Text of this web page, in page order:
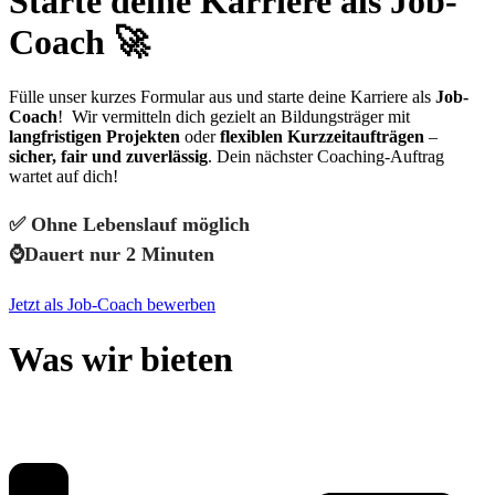
Coach 🚀
Fülle unser kurzes Formular aus und starte deine Karriere als Job-
Coach! Wir vermitteln dich gezielt an Bildungsträger mit
langfristigen Projekten oderflexiblen Kurzzeitaufträgen –
sicher, fair und zuverlässig. Dein nächster Coaching-Auftrag
wartet auf dich!
✅ Ohne Lebenslauf möglich
⌚Dauert nur 2 Minuten
Jetzt als Job-Coach bewerben
Was wir bieten